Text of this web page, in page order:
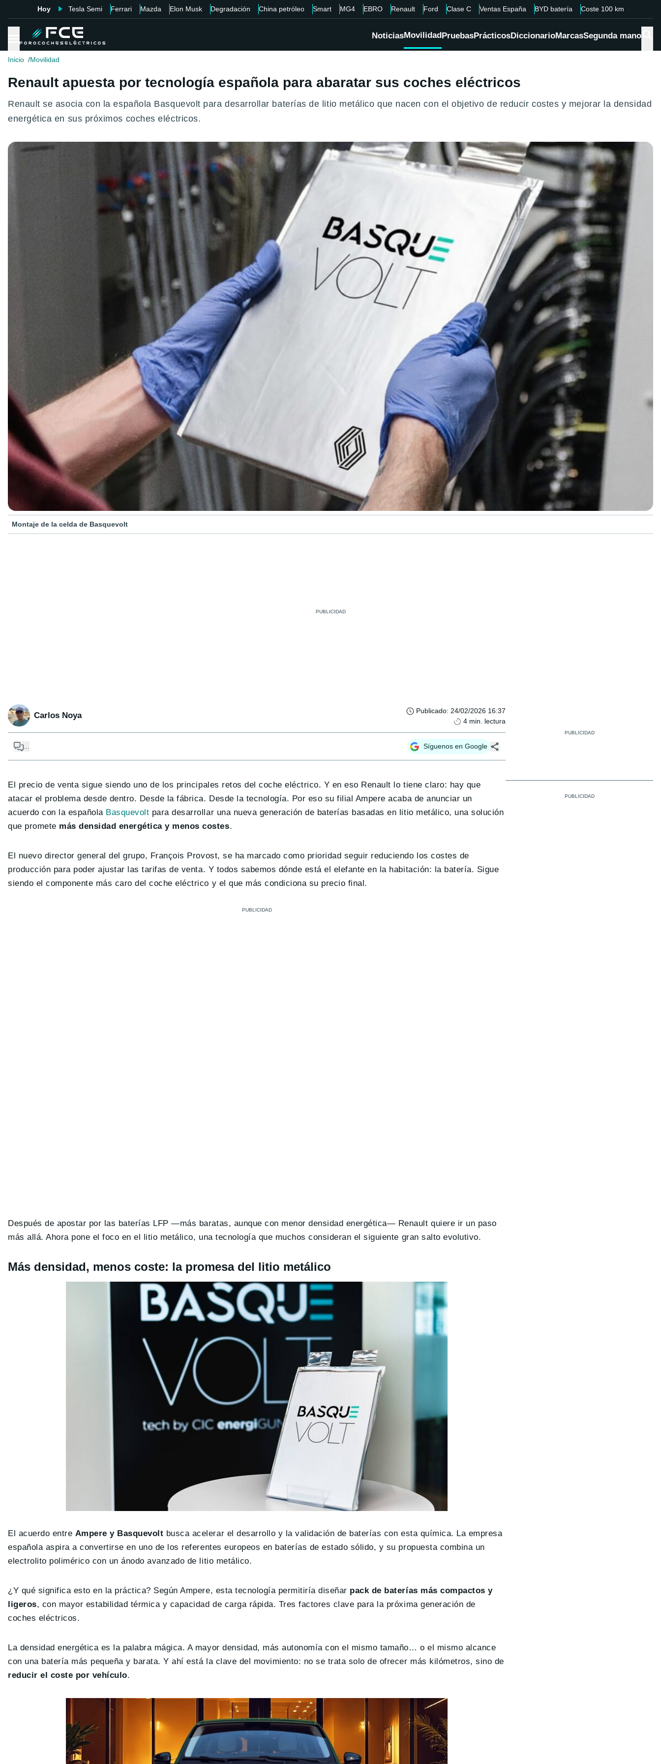
Hoy Tesla Semi Ferrari Mazda Elon Musk Degradación China petróleo Smart MG4 EBRO Renault Ford Clase C Ventas España BYD batería Coste 100 km
NoticiasMovilidadPruebasPrácticosDiccionarioMarcasSegunda mano
Inicio Movilidad
Renault apuesta por tecnología española para abaratar sus coches eléctricos
Renault se asocia con la española Basquevolt para desarrollar baterías de litio metálico que nacen con el objetivo de reducir costes y mejorar la densidad
energética en sus próximos coches eléctricos.
Montaje de la celda de Basquevolt
Carlos Noya Publicado: 24/02/2026 16:37
4 min. lectura
... Síguenos en Google
El precio de venta sigue siendo uno de los principales retos del coche eléctrico. Y en eso Renault lo tiene claro: hay que
atacar el problema desde dentro. Desde la fábrica. Desde la tecnología. Por eso su filial Ampere acaba de anunciar un
acuerdo con la española Basquevolt para desarrollar una nueva generación de baterías basadas en litio metálico, una solución
que promete más densidad energética y menos costes.
El nuevo director general del grupo, François Provost, se ha marcado como prioridad seguir reduciendo los costes de
producción para poder ajustar las tarifas de venta. Y todos sabemos dónde está el elefante en la habitación: la batería. Sigue
siendo el componente más caro del coche eléctrico y el que más condiciona su precio final.
Después de apostar por las baterías LFP —más baratas, aunque con menor densidad energética— Renault quiere ir un paso
más allá. Ahora pone el foco en el litio metálico, una tecnología que muchos consideran el siguiente gran salto evolutivo.
Más densidad, menos coste: la promesa del litio metálico
El acuerdo entre Ampere y Basquevolt busca acelerar el desarrollo y la validación de baterías con esta química. La empresa
española aspira a convertirse en uno de los referentes europeos en baterías de estado sólido, y su propuesta combina un
electrolito polimérico con un ánodo avanzado de litio metálico.
¿Y qué significa esto en la práctica? Según Ampere, esta tecnología permitiría diseñar pack de baterías más compactos y
ligeros, con mayor estabilidad térmica y capacidad de carga rápida. Tres factores clave para la próxima generación de
coches eléctricos.
La densidad energética es la palabra mágica. A mayor densidad, más autonomía con el mismo tamaño… o el mismo alcance
con una batería más pequeña y barata. Y ahí está la clave del movimiento: no se trata solo de ofrecer más kilómetros, sino de
reducir el coste por vehículo.